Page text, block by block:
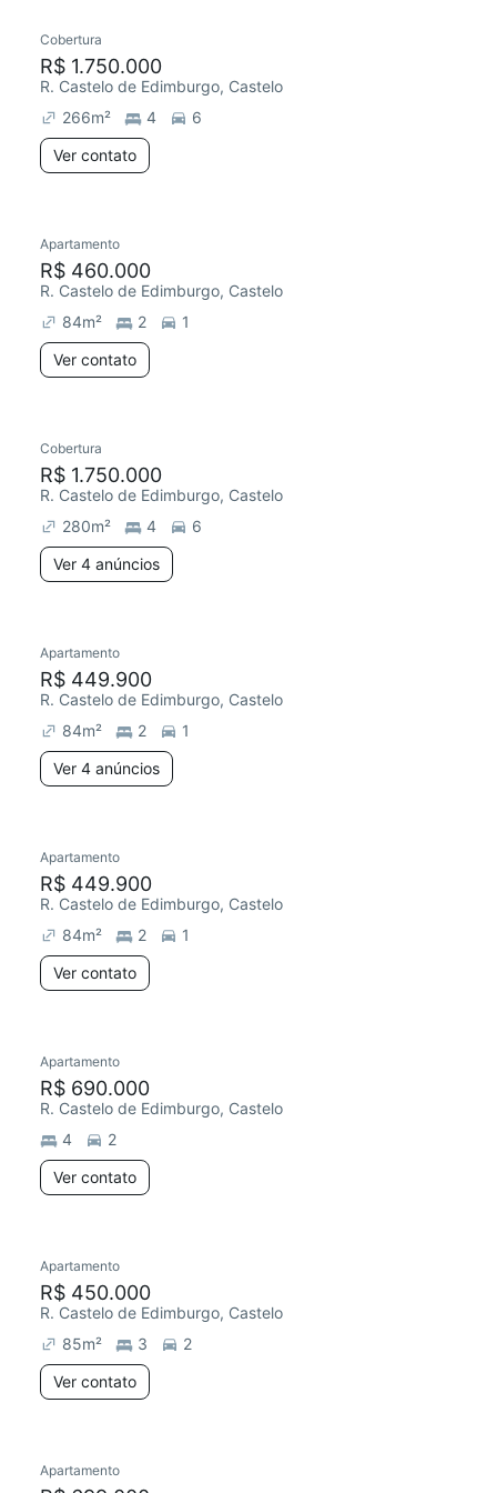
Redecorar
Cobertura
R$ 1.750.000
R. Castelo de Edimburgo, Castelo
266m² 4
6
Ver contato
Redecorar
Apartamento
R$ 460.000
R. Castelo de Edimburgo, Castelo
84m² 2
1
Ver contato
Cobertura
R$ 1.750.000
R. Castelo de Edimburgo, Castelo
280m² 4
6
Ver 4 anúncios
Redecorar
Apartamento
R$ 449.900
R. Castelo de Edimburgo, Castelo
84m² 2
1
Ver 4 anúncios
Redecorar
Apartamento
R$ 449.900
R. Castelo de Edimburgo, Castelo
84m² 2
1
Ver contato
Redecorar
Apartamento
R$ 690.000
R. Castelo de Edimburgo, Castelo
4
2
Ver contato
Apartamento
R$ 450.000
R. Castelo de Edimburgo, Castelo
85m² 3
2
Ver contato
Apartamento